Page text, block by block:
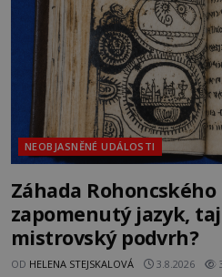
Gerasimov (1907-1970) a
NEOBJASNĚNÉ UDÁLOSTI
Záhada
zapomenutý jazyk,
mistrovský podvrh?
OD HELENA STEJSKALOVÁ 3.8.2026